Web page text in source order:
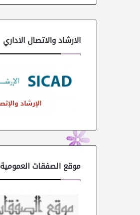
الارشاد والاتصال الاداري
موقع الصفقات العمومية